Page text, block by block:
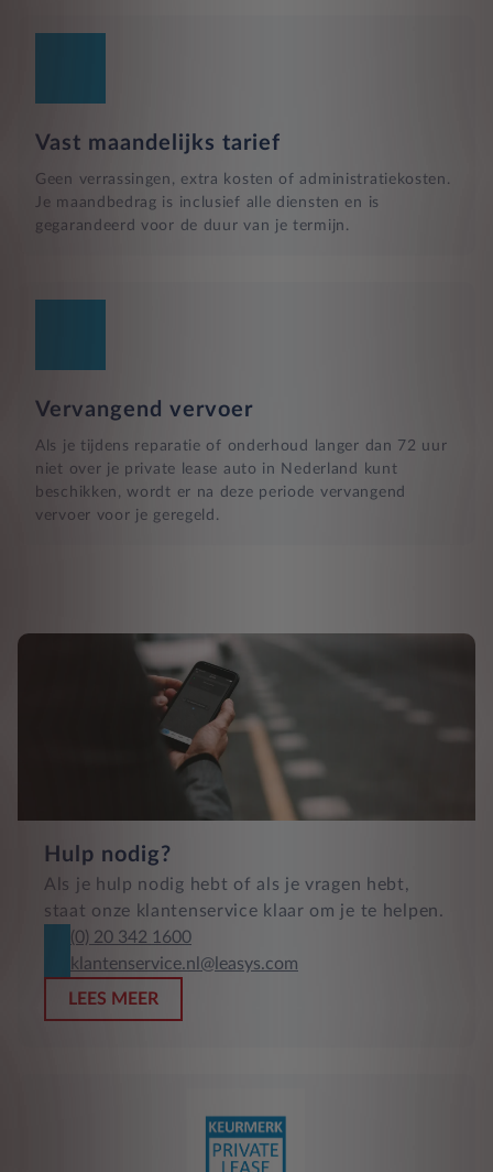
Vast maandelijks tarief
Geen verrassingen, extra kosten of administratiekosten.
Je maandbedrag is inclusief alle diensten en is
gegarandeerd voor de duur van je termijn.
Vervangend vervoer
Als je tijdens reparatie of onderhoud langer dan 72 uur
niet over je private lease auto in Nederland kunt
beschikken, wordt er na deze periode vervangend
vervoer voor je geregeld.
Hulp nodig?
Als je hulp nodig hebt of als je vragen hebt,
staat onze klantenservice klaar om je te helpen.
(0) 20 342 1600
klantenservice.nl@leasys.com
LEES MEER